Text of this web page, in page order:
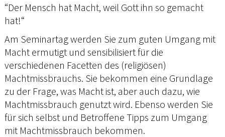
“Der Mensch hat Macht, weil Gott ihn so gemacht
hat!“
Am Seminartag werden Sie zum guten Umgang mit
Macht ermutigt und sensibilisiert für die
verschiedenen Facetten des (religiösen)
Machtmissbrauchs. Sie bekommen eine Grundlage
zu der Frage, was Macht ist, aber auch dazu, wie
Machtmissbrauch genutzt wird. Ebenso werden Sie
für sich selbst und Betroffene Tipps zum Umgang
mit Machtmissbrauch bekommen.